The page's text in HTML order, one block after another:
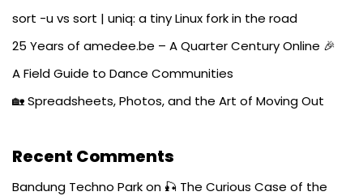
sort -u vs sort | uniq: a tiny Linux fork in the road
25 Years of amedee.be – A Quarter Century Online 🎉
A Field Guide to Dance Communities
🏡 Spreadsheets, Photos, and the Art of Moving Out
Recent Comments
Bandung Techno Parkon 🎣 The Curious Case of the